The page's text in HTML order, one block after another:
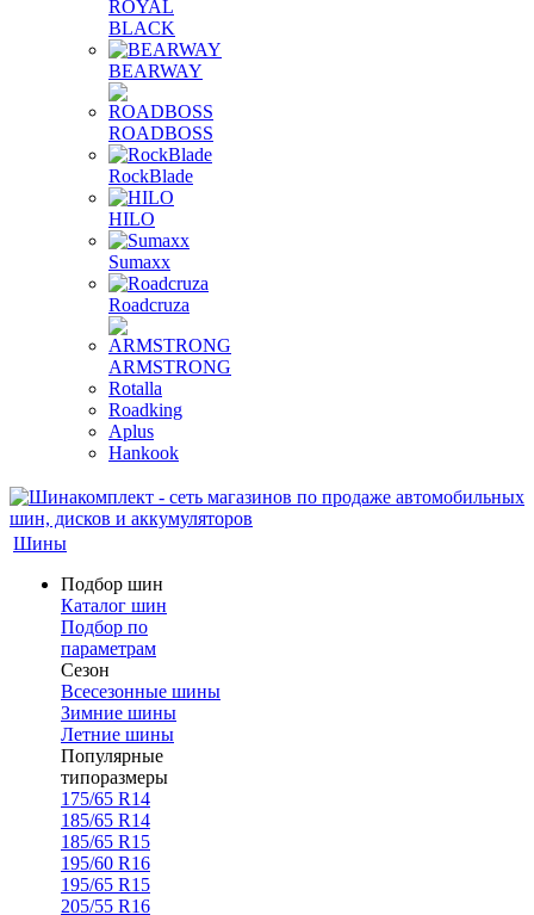
ROYAL
BLACK
BEARWAY
ROADBOSS
RockBlade
HILO
Sumaxx
Roadcruza
ARMSTRONG
Rotalla
Roadking
Aplus
Hankook
Шины
Подбор шин
Каталог шин
Подбор по
параметрам
Сезон
Всесезонные шины
Зимние шины
Летние шины
Популярные
типоразмеры
175/65 R14
185/65 R14
185/65 R15
195/60 R16
195/65 R15
205/55 R16